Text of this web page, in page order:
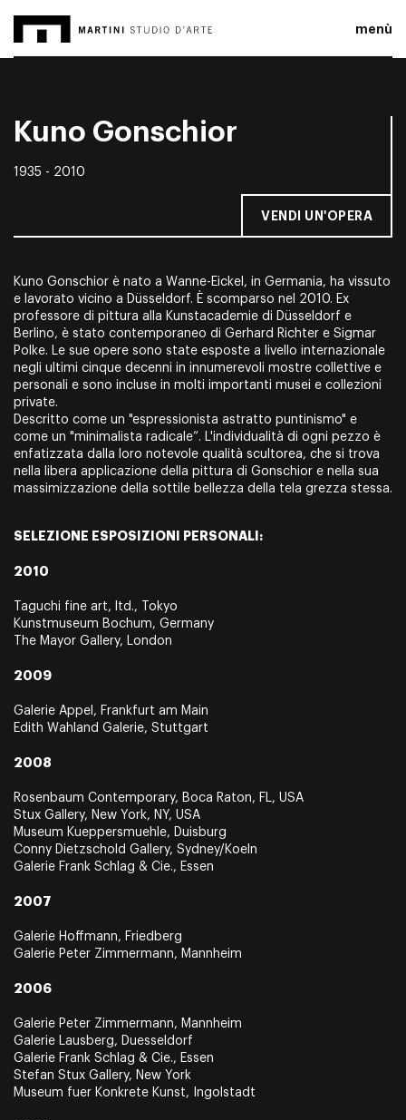
menù
Kuno Gonschior
1935 - 2010
VENDI UN'OPERA
Kuno Gonschior è nato a Wanne-Eickel, in Germania, ha vissuto
e lavorato vicino a Düsseldorf. È scomparso nel 2010. Ex
professore di pittura alla Kunstacademie di Düsseldorf e
Berlino, è stato contemporaneo di Gerhard Richter e Sigmar
Polke. Le sue opere sono state esposte a livello internazionale
negli ultimi cinque decenni in innumerevoli mostre collettive e
personali e sono incluse in molti importanti musei e collezioni
private.
Descritto come un "espressionista astratto puntinismo" e
come un "minimalista radicale”. L'individualità di ogni pezzo è
enfatizzata dalla loro notevole qualità scultorea, che si trova
nella libera applicazione della pittura di Gonschior e nella sua
massimizzazione della sottile bellezza della tela grezza stessa.
SELEZIONE ESPOSIZIONI PERSONALI:
2010
Taguchi fine art, ltd., Tokyo
Kunstmuseum Bochum, Germany
The Mayor Gallery, London
2009
Galerie Appel, Frankfurt am Main
Edith Wahland Galerie, Stuttgart
2008
Rosenbaum Contemporary, Boca Raton, FL, USA
Stux Gallery, New York, NY, USA
Museum Kueppersmuehle, Duisburg
Conny Dietzschold Gallery, Sydney/Koeln
Galerie Frank Schlag & Cie., Essen
2007
Galerie Hoffmann, Friedberg
Galerie Peter Zimmermann, Mannheim
2006
Galerie Peter Zimmermann, Mannheim
Galerie Lausberg, Duesseldorf
Galerie Frank Schlag & Cie., Essen
Stefan Stux Gallery, New York
Museum fuer Konkrete Kunst, Ingolstadt